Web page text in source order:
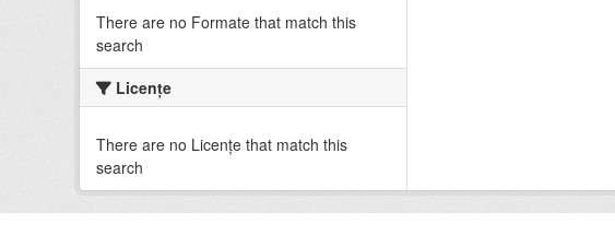
There are no Formate that match this
search
Licenţe
There are no Licenţe that match this
search